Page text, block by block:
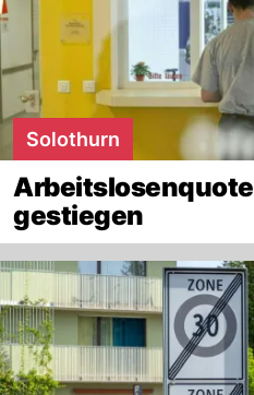
Solothurn
gestiegen